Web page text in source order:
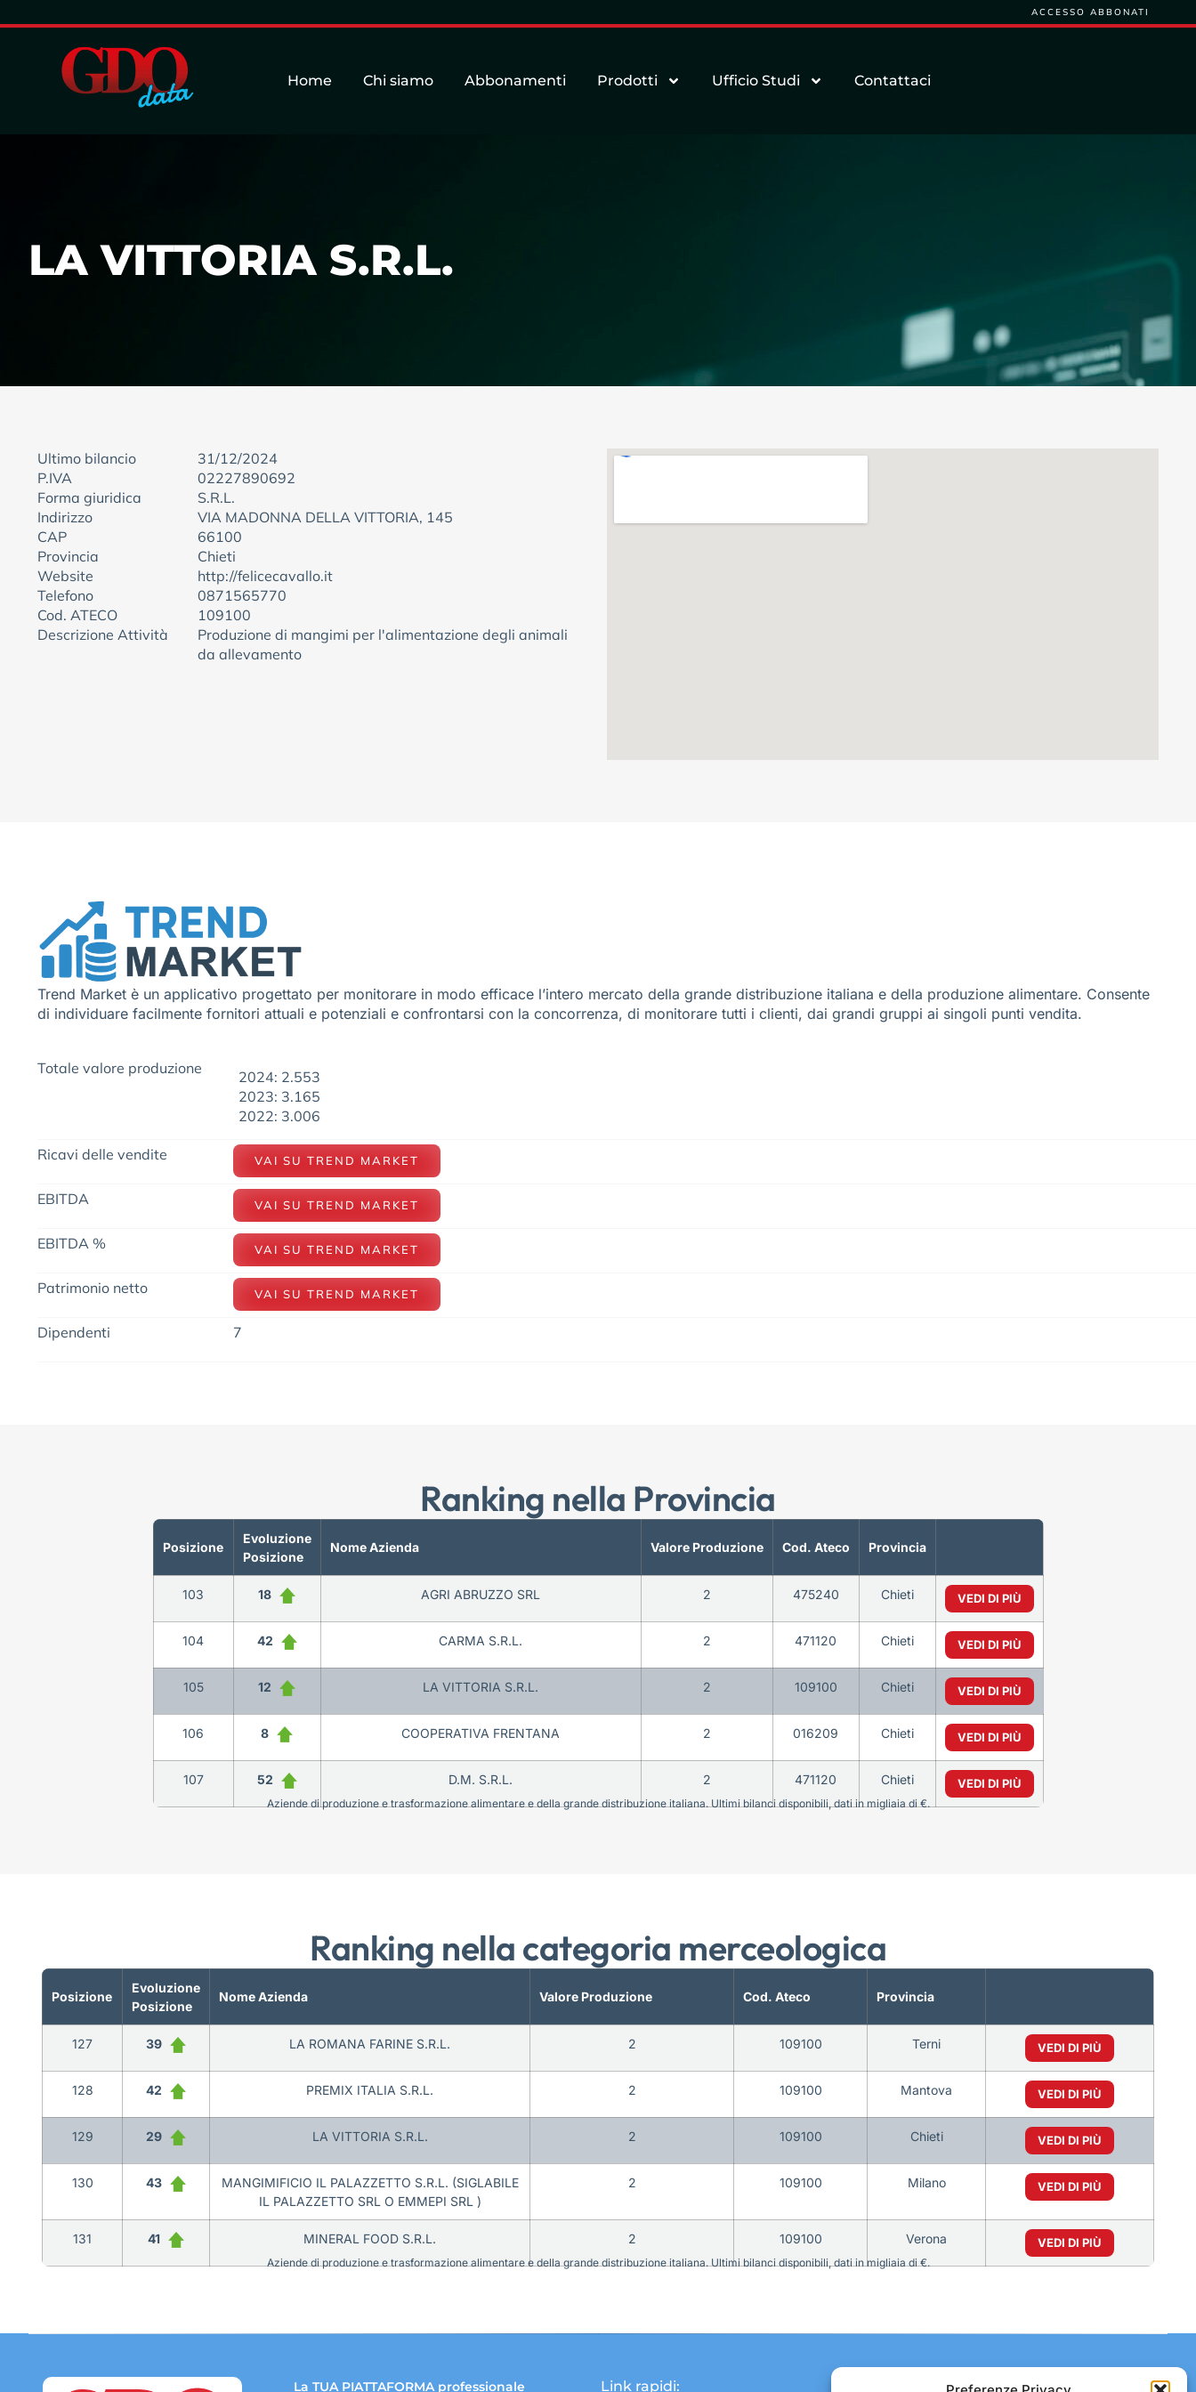
ACCESSO ABBONATI
Home Chi siamo Abbonamenti Prodotti Ufficio Studi Contattaci
LA VITTORIA S.R.L.
Ultimo bilancio
31/12/2024
P.IVA
02227890692
Forma giuridica
S.R.L.
Indirizzo
VIA MADONNA DELLA VITTORIA, 145
CAP
66100
Provincia
Chieti
Website
http://felicecavallo.it
Telefono
0871565770
Cod. ATECO
109100
Descrizione Attività
Produzione di mangimi per l'alimentazione degli animali
da allevamento
Trend Market è un applicativo progettato per monitorare in modo efficace l’intero mercato della grande distribuzione italiana e della produzione alimentare. Consente
di individuare facilmente fornitori attuali e potenziali e confrontarsi con la concorrenza, di monitorare tutti i clienti, dai grandi gruppi ai singoli punti vendita.
Totale valore produzione
2024: 2.553
2023: 3.165
2022: 3.006
Ricavi delle vendite VAI SU TREND MARKET
EBITDA VAI SU TREND MARKET
EBITDA % VAI SU TREND MARKET
Patrimonio netto VAI SU TREND MARKET
Dipendenti 7
Ranking nella Provincia
Posizione
Evoluzione
Posizione
Nome Azienda Valore Produzione Cod. Ateco Provincia
103 18 AGRI ABRUZZO SRL 2 475240 Chieti VEDI DI PIÙ
104 42 CARMA S.R.L. 2 471120 Chieti VEDI DI PIÙ
105 12 LA VITTORIA S.R.L. 2 109100 Chieti VEDI DI PIÙ
106 8 COOPERATIVA FRENTANA 2 016209 Chieti VEDI DI PIÙ
107 52 D.M. S.R.L. 2 471120 Chieti VEDI DI PIÙ
Aziende di produzione e trasformazione alimentare e della grande distribuzione italiana. Ultimi bilanci disponibili, dati in migliaia di €.
Ranking nella categoria merceologica
Posizione
Evoluzione
Posizione
Nome Azienda Valore Produzione Cod. Ateco Provincia
127 39 LA ROMANA FARINE S.R.L. 2 109100 Terni VEDI DI PIÙ
128 42 PREMIX ITALIA S.R.L. 2 109100 Mantova VEDI DI PIÙ
129 29 LA VITTORIA S.R.L. 2 109100 Chieti VEDI DI PIÙ
130 43
MANGIMIFICIO IL PALAZZETTO S.R.L. (SIGLABILE
IL PALAZZETTO SRL O EMMEPI SRL )
2 109100 Milano VEDI DI PIÙ
131 41 MINERAL FOOD S.R.L. 2 109100 Verona VEDI DI PIÙ
Aziende di produzione e trasformazione alimentare e della grande distribuzione italiana. Ultimi bilanci disponibili, dati in migliaia di €.
La TUA PIATTAFORMA professionale Link rapidi: